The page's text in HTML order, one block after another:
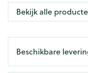
Bekijk alle
Beschikbare